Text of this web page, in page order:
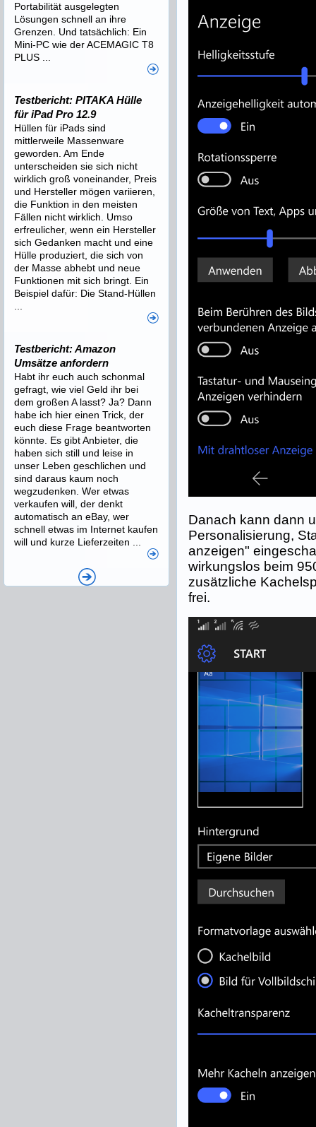
Danach kann dann
Personalisierung,
anzeigen"
wirkungslos beim
zusätzliche
frei.
Portabilität ausgelegten
Lösungen schnell an ihre
Grenzen. Und tatsächlich: Ein
Mini-PC wie der ACEMAGIC T8
PLUS ...
Testbericht: PITAKA Hülle
für iPad Pro 12.9
Hüllen für iPads sind
mittlerweile Massenware
geworden. Am Ende
unterscheiden sie sich nicht
wirklich groß voneinander, Preis
und Hersteller mögen variieren,
die Funktion in den meisten
Fällen nicht wirklich. Umso
erfreulicher, wenn ein Hersteller
sich Gedanken macht und eine
Hülle produziert, die sich von
der Masse abhebt und neue
Funktionen mit sich bringt. Ein
Beispiel dafür: Die Stand-Hüllen
Testbericht: Amazon
Umsätze anfordern
Habt ihr euch auch schonmal
gefragt, wie viel Geld ihr bei
dem großen A lasst? Ja? Dann
habe ich hier einen Trick, der
euch diese Frage beantworten
könnte. Es gibt Anbieter, die
haben sich still und leise in
unser Leben geschlichen und
sind daraus kaum noch
wegzudenken. Wer etwas
verkaufen will, der denkt
automatisch an eBay, wer
schnell etwas im Internet kaufen
will und kurze Lieferzeiten ...